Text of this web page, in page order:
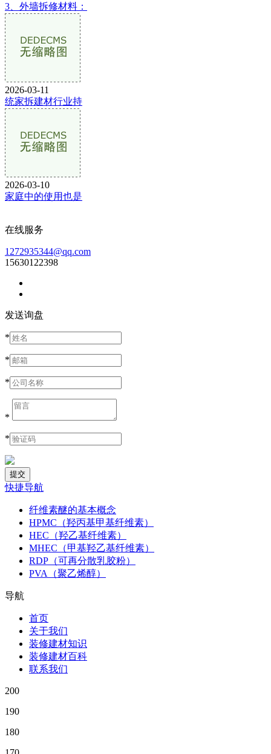
3、外墙拆修材料：
2026-03-11
统家拆建材行业持
2026-03-10
家庭中的使用也是
在线服务
1272935344@qq.com
15630122398
发送询盘
*
*
*
*
*
快捷导航
纤维素醚的基本概念
HPMC（羟丙基甲基纤维素）
HEC（羟乙基纤维素）
MHEC（甲基羟乙基纤维素）
RDP（可再分散乳胶粉）
PVA（聚乙烯醇）
导航
首页
关于我们
装修建材知识
装修建材百科
联系我们
200
190
180